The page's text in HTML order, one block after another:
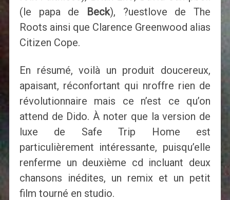
(le papa de Beck), ?uestlove de The
Roots ainsi que Clarence Greenwood alias
Citizen Cope.
En résumé, voilà un produit doucereux,
apaisant, réconfortant qui nroffre rien de
révolutionnaire mais ce n’est ce qu’on
attend de Dido. À noter que la version de
luxe de Safe Trip Home est
particulièrement intéressante, puisqu’elle
renferme un deuxième cd incluant deux
chansons inédites, un remix et un petit
film tourné en studio.